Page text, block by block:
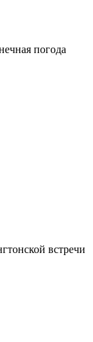
погода
встречи